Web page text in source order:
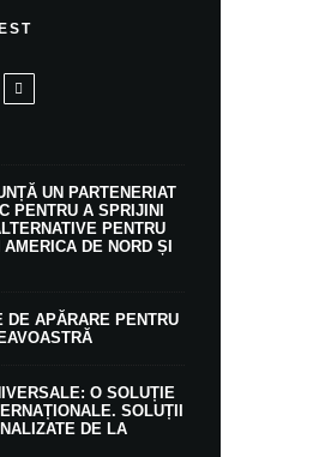
UN PARTENERIAT
PENTRU A SPRIJINI
PENTRU
DE NORD ȘI
APĂRARE PENTRU
O SOLUȚIE
SOLUȚII
DE LA